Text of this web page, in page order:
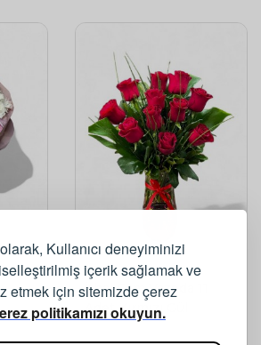
olarak, Kullanıcı deneyiminizi
içerik sağlamak ve
etmek için sitemizde çerez
politikamızı okuyun.
İthal Cam Vazoda 11
Adet Kırmızı Gül